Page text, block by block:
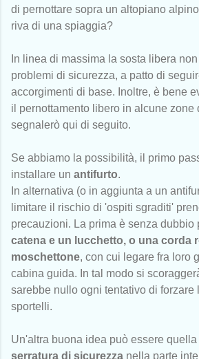
di pernottare sopra un altopiano
riva di una spiaggia?
In linea di massima la sosta libera
problemi di sicurezza, a patto di
accorgimenti di base. Inoltre, è bene
il pernottamento libero in alcune zone
segnalerò qui di seguito.
Se abbiamo la possibilità, il primo
installare un antifurto.
In alternativa (o in aggiunta a un
limitare il rischio di 'ospiti sgraditi'
precauzioni. La prima è senza dubbio
catena e un lucchetto, o una corda
moschettone, con cui legare fra loro
cabina guida. In tal modo si
sarebbe nullo ogni tentativo di forzare
sportelli.
Un'altra buona idea può essere
serratura di sicurezza nella parte